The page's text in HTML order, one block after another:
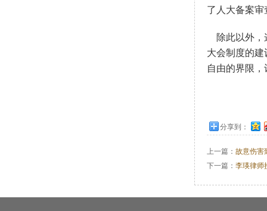
了人大备案
除此以外，
大会制度的
自由的界限
分享到：
上一篇： 故意伤害
下一篇： 李瑛律师